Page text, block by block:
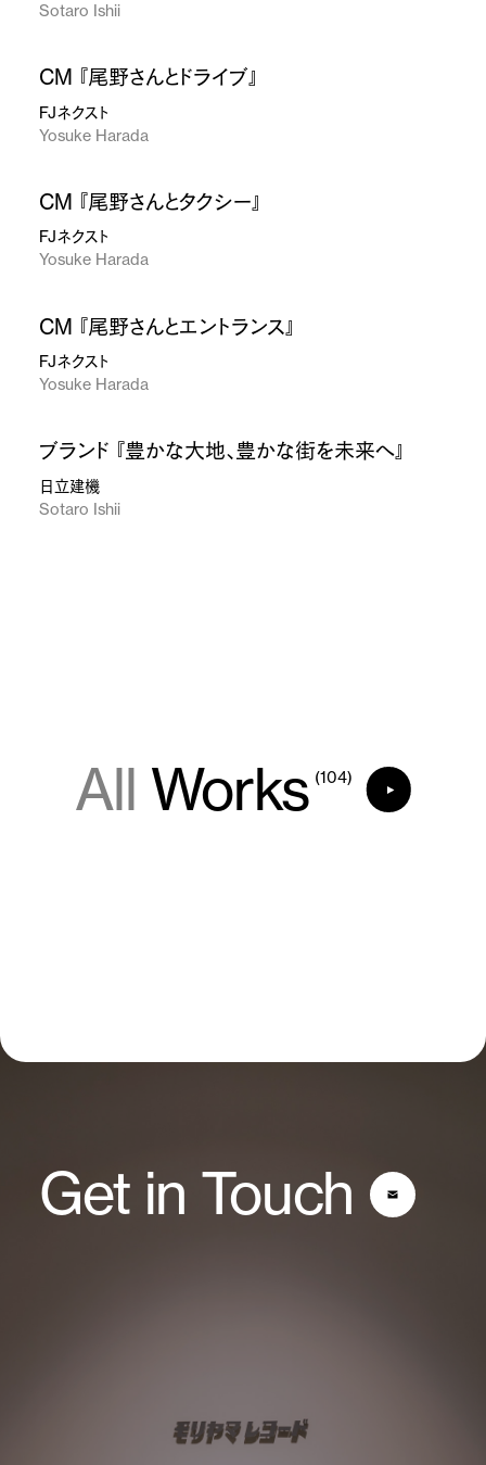
Sotaro Ishii
CM 『尾野さんとドライブ』
FJネクスト
Yosuke Harada
CM 『尾野さんとタクシー』
FJネクスト
Yosuke Harada
CM 『尾野さんとエントランス』
FJネクスト
Yosuke Harada
ブランド 『豊かな大地、豊かな街を未来へ』
日立建機
Sotaro Ishii
All Works (104)
Get in Touch